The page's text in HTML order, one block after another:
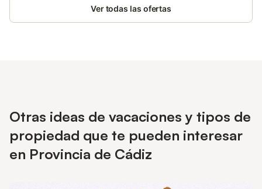
Ver todas las ofertas
Otras ideas de vacaciones y tipos de
propiedad que te pueden interesar
en Provincia de Cádiz